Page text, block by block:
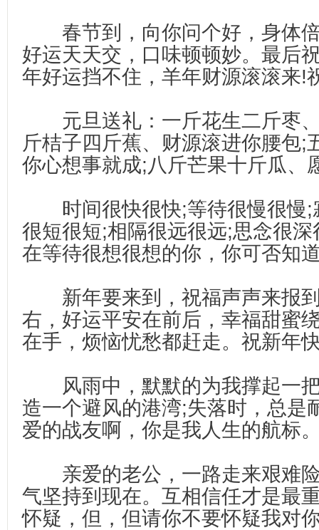
春节到，向你问个好，身体倍
好运天天交，口味顿顿妙。最后
年好运挡不住，羊年财源滚滚来!
元旦送礼：一斤花生二斤枣、
斤桔子四斤蕉、财源滚进你腰包;
你心想事就成;八斤芒果十斤瓜、
时间很快很快;等待很慢很慢;
很短很短;相隔很远很远;思念很
在等待很想很想的你，你可否知
新年要来到，祝福声声来报到
右，好运平安在前后，幸福甜蜜
在手，烦恼忧愁都赶走。祝新年
风雨中，默默的为我撑起一把
造一个避风的港湾;失落时，总是
爱的战友啊，你是我人生的航标
亲爱的老公，一路走来艰难险
气坚持到现在。互相信任才是最
怀疑，但，但请你不要怀疑我对